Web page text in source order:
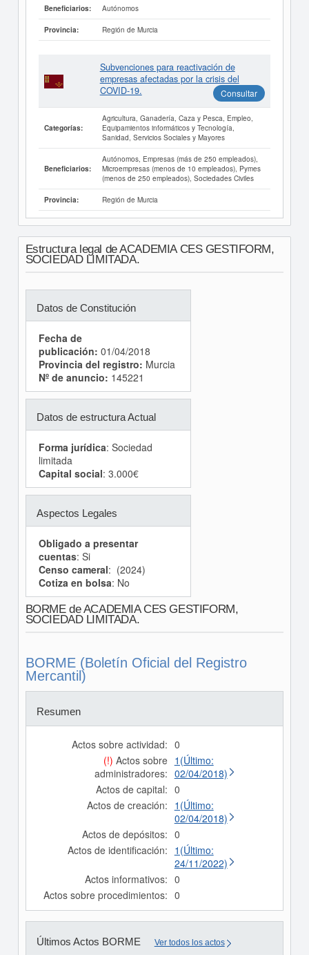
Beneficiarios: Autónomos
Provincia: Región de Murcia
Subvenciones para reactivación de
empresas afectadas por la crisis del
COVID-19.
Consultar
Categorías:
Agricultura, Ganadería, Caza y Pesca, Empleo,
Equipamientos informáticos y Tecnología,
Sanidad, Servicios Sociales y Mayores
Beneficiarios:
Autónomos, Empresas (más de 250 empleados),
Microempresas (menos de 10 empleados), Pymes
(menos de 250 empleados), Sociedades Civiles
Provincia: Región de Murcia
Estructura legal de ACADEMIA CES GESTIFORM,
SOCIEDAD LIMITADA.
Datos de Constitución
Fecha de
publicación: 01/04/2018
Provincia del registro: Murcia
Nº de anuncio: 145221
Datos de estructura Actual
Forma jurídica: Sociedad
limitada
Capital social: 3.000€
Aspectos Legales
Obligado a presentar
cuentas: Si
Censo cameral: (2024)
Cotiza en bolsa: No
BORME de ACADEMIA CES GESTIFORM,
SOCIEDAD LIMITADA.
BORME (Boletín Oficial del Registro
Mercantil)
Resumen
Actos sobre actividad: 0
(!) Actos sobre
administradores:
1(Último:
02/04/2018)
Actos de capital: 0
Actos de creación: 1(Último:
02/04/2018)
Actos de depósitos: 0
Actos de identificación: 1(Último:
24/11/2022)
Actos informativos: 0
Actos sobre procedimientos: 0
Últimos Actos BORME Ver todos los actos